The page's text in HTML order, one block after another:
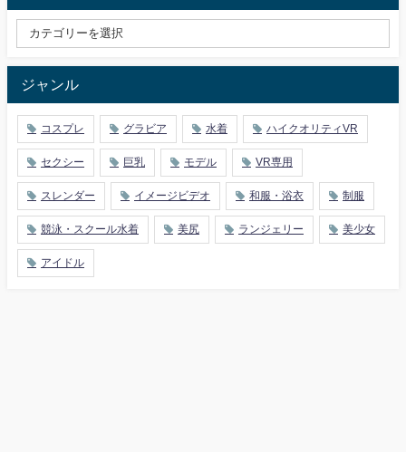
ジャンル
コスプレ グラビア 水着 ハイクオリティVR
セクシー 巨乳 モデル VR専用
スレンダー イメージビデオ 和服・浴衣 制服
競泳・スクール水着 美尻 ランジェリー 美少女
アイドル